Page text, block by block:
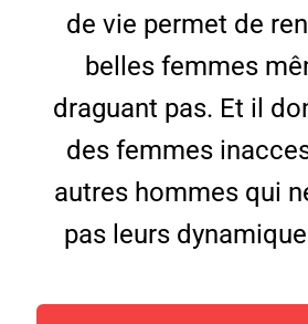
de vie permet de
belles femmes
draguant pas. Et il
des femmes
autres hommes qui
pas leurs